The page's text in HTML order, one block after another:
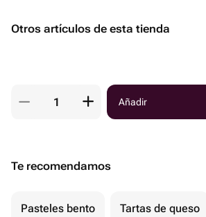
Otros artículos de esta tienda
Añadir
Te recomendamos
Pasteles bento Tartas de queso